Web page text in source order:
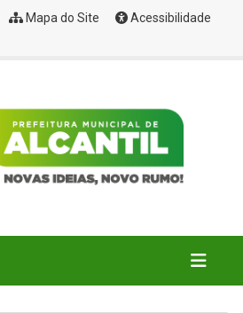
Mapa do Site
Acessibilidade